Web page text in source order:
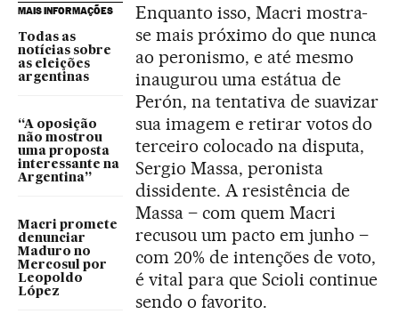
MAIS INFORMAÇÕES
Todas as
notícias sobre
as eleições
argentinas
“A oposição
não mostrou
uma proposta
interessante na
Argentina”
Macri promete
denunciar
Maduro no
Mercosul por
Leopoldo
López
Enquanto isso, Macri mostra-
se mais próximo do que nunca
ao peronismo, e até mesmo
inaugurou uma estátua de
Perón, na tentativa de suavizar
sua imagem e retirar votos do
terceiro colocado na disputa,
Sergio Massa, peronista
dissidente. A resistência de
Massa – com quem Macri
recusou um pacto em junho –
com 20% de intenções de voto,
é vital para que Scioli continue
sendo o favorito.